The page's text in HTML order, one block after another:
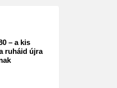
– a kis
ruháid újra